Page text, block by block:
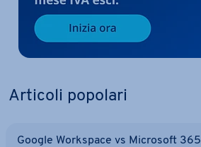
Articoli popolari
Google Workspace vs Microsoft 365